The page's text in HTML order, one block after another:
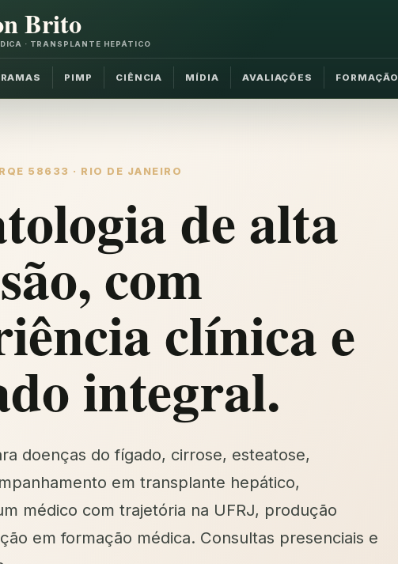
Brito
· TRANSPLANTE HEPÁTICO
PIMP CIÊNCIA MÍDIA AVALIAÇÕES FORMAÇÃO
58633 · RIO DE JANEIRO
de alta
com
clínica e
integral.
doenças do fígado, cirrose, esteatose,
em transplante hepático,
médico com trajetória na UFRJ, produção
em formação médica. Consultas presenciais e